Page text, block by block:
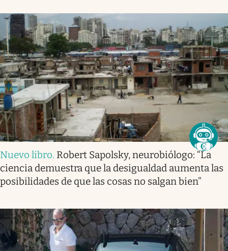
Nuevo libro. Robert Sapolsky, neurobiólogo: “La
ciencia demuestra que la desigualdad aumenta las
posibilidades de que las cosas no salgan bien”